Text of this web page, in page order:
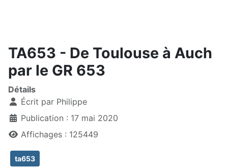
TA653 - De Toulouse à Auch
par le GR 653
Détails
Écrit par Philippe
Publication : 17 mai 2020
Affichages : 125449
ta653